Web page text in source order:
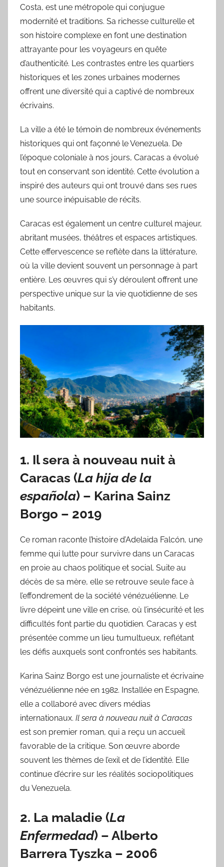
Costa, est une métropole qui conjugue
modernité et traditions. Sa richesse culturelle et
son histoire complexe en font une destination
attrayante pour les voyageurs en quête
d’authenticité. Les contrastes entre les quartiers
historiques et les zones urbaines modernes
offrent une diversité qui a captivé de nombreux
écrivains.
La ville a été le témoin de nombreux événements
historiques qui ont façonné le Venezuela. De
l’époque coloniale à nos jours, Caracas a évolué
tout en conservant son identité. Cette évolution a
inspiré des auteurs qui ont trouvé dans ses rues
une source inépuisable de récits.
Caracas est également un centre culturel majeur,
abritant musées, théâtres et espaces artistiques.
Cette effervescence se reflète dans la littérature,
où la ville devient souvent un personnage à part
entière. Les œuvres qui s’y déroulent offrent une
perspective unique sur la vie quotidienne de ses
habitants.
1. Il sera à nouveau nuit à
Caracas (La hija de la
española) – Karina Sainz
Borgo – 2019
Ce roman raconte l’histoire d’Adelaida Falcón, une
femme qui lutte pour survivre dans un Caracas
en proie au chaos politique et social. Suite au
décès de sa mère, elle se retrouve seule face à
l’effondrement de la société vénézuélienne. Le
livre dépeint une ville en crise, où l’insécurité et les
difficultés font partie du quotidien. Caracas y est
présentée comme un lieu tumultueux, reflétant
les défis auxquels sont confrontés ses habitants.
Karina Sainz Borgo est une journaliste et écrivaine
vénézuélienne née en 1982. Installée en Espagne,
elle a collaboré avec divers médias
internationaux. Il sera à nouveau nuit à Caracas
est son premier roman, qui a reçu un accueil
favorable de la critique. Son œuvre aborde
souvent les thèmes de l’exil et de l’identité. Elle
continue d’écrire sur les réalités sociopolitiques
du Venezuela.
2. La maladie (La
Enfermedad) – Alberto
Barrera Tyszka – 2006